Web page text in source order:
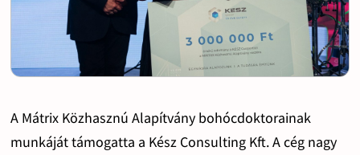
A Mátrix Közhasznú Alapítvány bohócdoktorainak
munkáját támogatta a Kész Consulting Kft. A cég nagy